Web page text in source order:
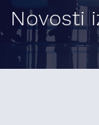
Novosti